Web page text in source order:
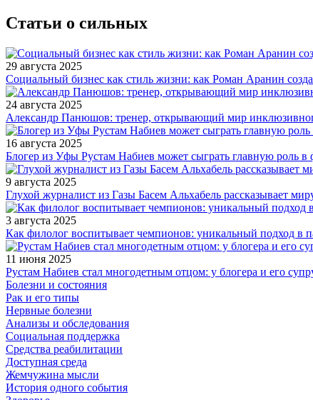
Статьи о сильных
29 августа 2025
Социальный бизнес как стиль жизни: как Роман Аранин
24 августа 2025
Александр Панюшов: тренер, открывающий мир
16 августа 2025
Блогер из Уфы Рустам Набиев может сыграть главную роль
9 августа 2025
Глухой журналист из Газы Басем Альхабель рассказывает
3 августа 2025
Как филолог воспитывает чемпионов: уникальный подход в
11 июня 2025
Рустам Набиев стал многодетным отцом: у блогера и его
Болезни и состояния
Рак и его типы
Нервные болезни
Анализы и обследования
Социальная поддержка
Средства реабилитации
Доступная среда
Жемчужина мысли
История одного события